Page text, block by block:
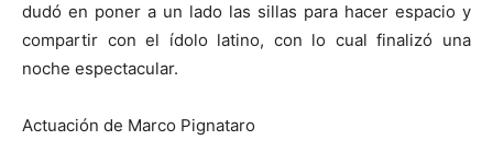
dudó en poner a un lado las sillas para hacer espacio y
compartir con el ídolo latino, con lo cual finalizó una
noche espectacular.
Actuación de Marco Pignataro